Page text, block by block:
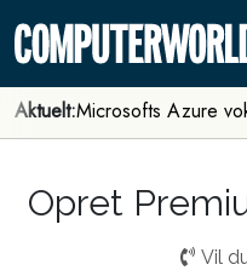
Aktuelt:Microsofts Azure
Opret
Vil